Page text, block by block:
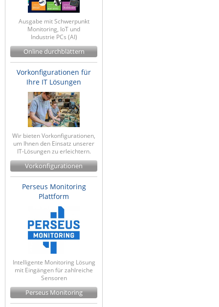
Ausgabe mit Schwerpunkt
Monitoring, IoT und
Industrie PCs (AI)
Online durchblättern
Vorkonfigurationen für
Ihre IT Lösungen
Wir bieten Vorkonfigurationen,
um Ihnen den Einsatz unserer
IT-Lösungen zu erleichtern.
Vorkonfigurationen
Perseus Monitoring
Plattform
Intelligente Monitoring Lösung
mit Eingängen für zahlreiche
Sensoren
Perseus Monitoring